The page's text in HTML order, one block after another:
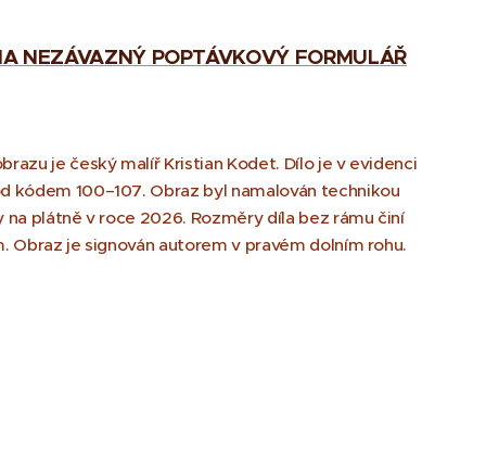
NEZÁVAZNÝ POPTÁVKOVÝ FORMULÁŘ
je český malíř Kristian Kodet. Dílo je v evidenci
kódem 100–107. Obraz byl namalován technikou
na plátně v roce 2026. Rozměry díla bez rámu činí
Obraz je signován autorem v pravém dolním rohu.